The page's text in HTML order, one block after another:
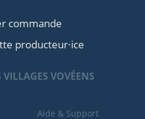
commande
producteur·ice
VOVÉENS
Aide & Support